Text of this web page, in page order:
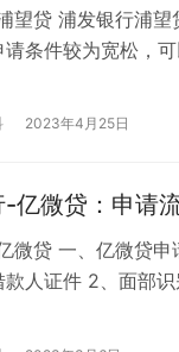
望贷 浦发银行浦
请条件较为宽松，
申请流程 扫码根
贷常见问题解答 1
2023年4月25日
亿微贷：申请
微贷 一、亿微贷
款人证件 2、面部
件链接进入，点#